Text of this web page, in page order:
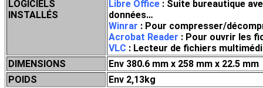
LOGICIELS
INSTALLÉS
Libre Office : Suite bureautique
données…
Winrar : Pour compresser/
Acrobat Reader : Pour ouvrir les
VLC : Lecteur de fichiers
DIMENSIONS
Env 380.6 mm x 258 mm x 22.5 mm
POIDS
Env 2,13kg